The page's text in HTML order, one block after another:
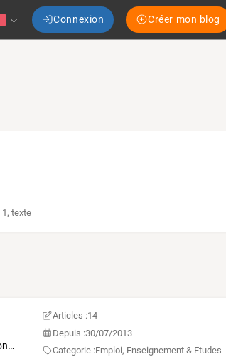
Connexion Créer mon blog
1,texte
…
Articles :14
Depuis :30/07/2013
Categorie :Emploi, Enseignement & Etudes